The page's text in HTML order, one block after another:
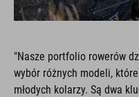
"Nasze portfolio rowerów
wybór różnych modeli,
młodych kolarzy. Są dwa